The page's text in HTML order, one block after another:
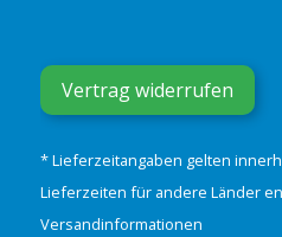
Vertrag widerrufen
* Lieferzeitangaben gelten
Lieferzeiten für andere Länder
Versandinformationen